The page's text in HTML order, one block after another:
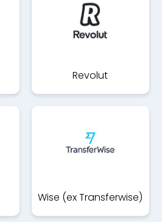
Revolut
Wise (ex Transferwise)